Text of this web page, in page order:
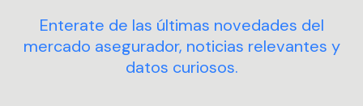
Enterate de las últimas novedades del
mercado asegurador, noticias relevantes y
datos curiosos.